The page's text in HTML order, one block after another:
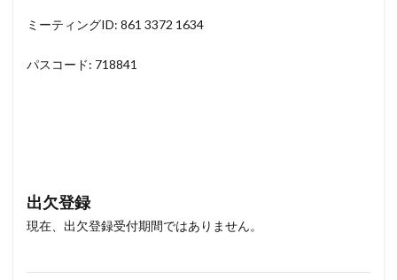
ミーティングID: 861 3372 1634
パスコード: 718841
出欠登録
現在、出欠登録受付期間ではありません。